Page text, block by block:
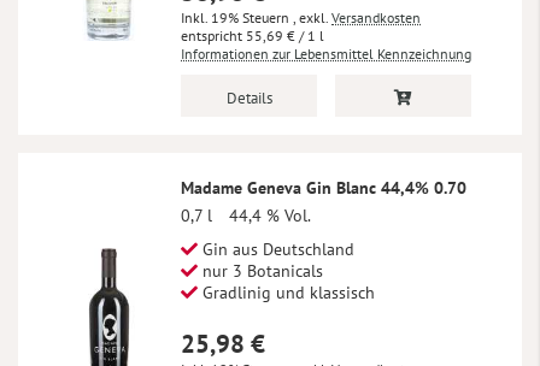
Inkl. 19% Steuern , exkl. Versandkosten
55,69 € / 1 l
Informationen zur Lebensmittel Kennzeichnung
Details
Madame Geneva Gin Blanc 44,4% 0.70
0,7 l
44,4 % Vol.
Gin aus Deutschland
nur 3 Botanicals
Gradlinig und klassisch
25,98 €